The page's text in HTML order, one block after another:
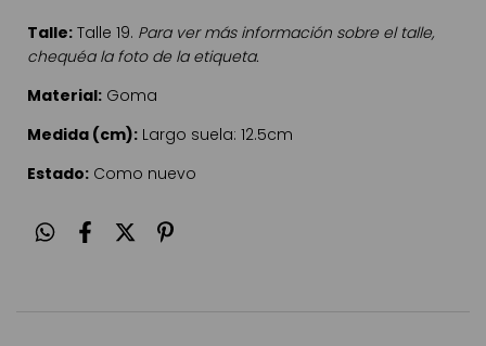
Talle: Talle 19. Para ver más información sobre el talle,
chequéa la foto de la etiqueta.
Material: Goma
Medida (cm): Largo suela: 12.5cm
Estado: Como nuevo